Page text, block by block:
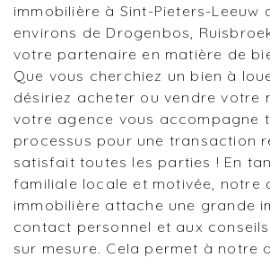
immobilière à Sint-Pieters-Leeuw
environs de Drogenbos,
votre partenaire en matière de
Que vous cherchiez un bien à
désiriez acheter ou vendre votre
votre agence vous accompagne
processus pour une transaction
satisfait toutes les parties ! En
familiale locale et motivée, notre
immobilière attache une grande
contact personnel et aux
sur mesure. Cela permet à notre